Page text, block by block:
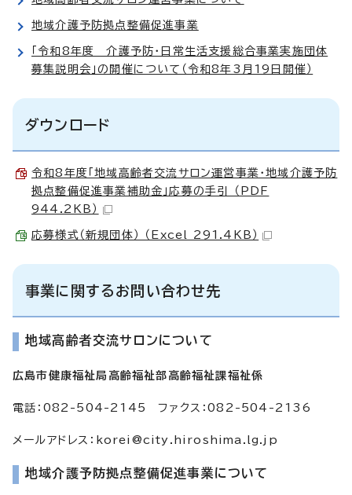
地域介護予防拠点整備促進事業
「令和8年度 介護予防・日常生活支援総合事業実施団体
募集説明会」の開催について（令和8年3月19日開催）
ダウンロード
令和8年度「地域高齢者交流サロン運営事業・地域介護予防
拠点整備促進事業補助金」応募の手引 （PDF
944.2KB）
応募様式（新規団体） （Excel 291.4KB）
事業に関するお問い合わせ先
地域高齢者交流サロンについて
広島市健康福祉局高齢福祉部高齢福祉課福祉係
電話：082-504-2145 ファクス：082-504-2136
メールアドレス： korei@city.hiroshima.lg.jp
地域介護予防拠点整備促進事業について